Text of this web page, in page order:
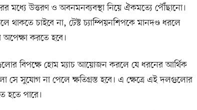
মধ্যে উত্তরণ ও অবনমনব্যবস্থা নিয়ে ঐকমত্যে পৌঁছানো।
চাইবে না, টেস্ট চ্যাম্পিয়নশিপকে মানদণ্ড ধরলে
করতে হবে।
বিপক্ষে হোম ম্যাচ আয়োজন করলে যে ধরনের আর্থিক
সে সুযোগ না পেলে ক্ষতিগ্রস্ত হবে। এ ক্ষেত্রে এই দলগুলোর
হতে পারে।